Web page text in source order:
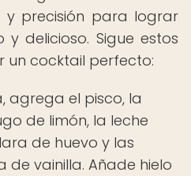
y precisión para lograr
delicioso. Sigue estos
cocktail perfecto:
agrega el pisco, la
de limón, la leche
de huevo y las
de vainilla. Añade hielo